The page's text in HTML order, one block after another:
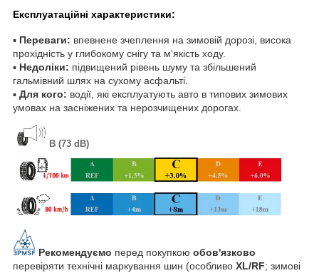
Експлуатаційні характеристики:
▪ Переваги: впевнене зчеплення на зимовій дорозі, висока
прохідність у глибокому снігу та м'якість ходу.
▪ Недоліки: підвищений рівень шуму та збільшений
гальмівний шлях на сухому асфальті.
▪ Для кого: водії, які експлуатують авто в типових зимових
умовах на засніжених та нерозчищених дорогах.
B (73 dB)
Рекомендуємо перед покупкою обов'язково
перевіряти технічні маркування шин (особливо XL/RF; зимові